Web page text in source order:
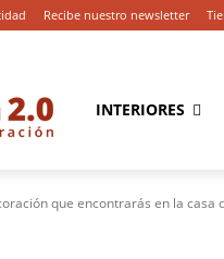
Recibe nuestro newsletter
INTERIORES
que encontrarás en la casa